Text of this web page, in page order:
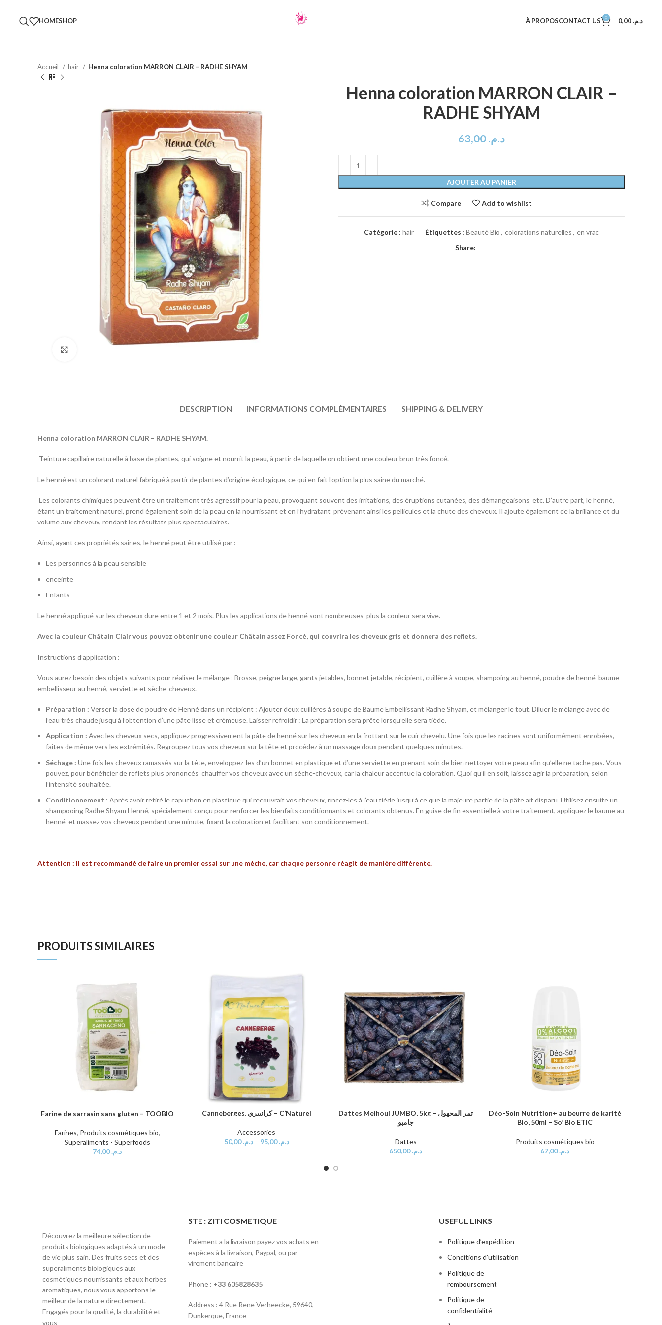
HOMESHOP À PROPOSCONTACT US 0 د.م.0,00
Accueil hair Henna coloration MARRON CLAIR – RADHE SHYAM
Henna coloration MARRON CLAIR –
RADHE SHYAM
د.م.
AJOUTER AU PANIER
Compare Add to wishlist
Catégorie : hair Étiquettes : Beauté Bio, colorations naturelles, en vrac
Share:
DESCRIPTION INFORMATIONS COMPLÉMENTAIRES SHIPPING & DELIVERY
Henna coloration MARRON CLAIR – RADHE SHYAM.
Teinture capillaire naturelle à base de plantes, qui soigne et nourrit la peau, à partir de laquelle on obtient une couleur brun très foncé.
Le henné est un colorant naturel fabriqué à partir de plantes d’origine écologique, ce qui en fait l’option la plus saine du marché.
Les colorants chimiques peuvent être un traitement très agressif pour la peau, provoquant souvent des irritations, des éruptions cutanées, des démangeaisons, etc. D’autre part, le henné,
étant un traitement naturel, prend également soin de la peau en la nourrissant et en l’hydratant, prévenant ainsi les pellicules et la chute des cheveux. Il ajoute également de la brillance et du
volume aux cheveux, rendant les résultats plus spectaculaires.
Ainsi, ayant ces propriétés saines, le henné peut être utilisé par :
Les personnes à la peau sensible
enceinte
Enfants
Le henné appliqué sur les cheveux dure entre 1 et 2 mois. Plus les applications de henné sont nombreuses, plus la couleur sera vive.
Avec la couleur Châtain Clair vous pouvez obtenir une couleur Châtain assez Foncé, qui couvrira les cheveux gris et donnera des reflets.
Instructions d’application :
Vous aurez besoin des objets suivants pour réaliser le mélange : Brosse, peigne large, gants jetables, bonnet jetable, récipient, cuillère à soupe, shampoing au henné, poudre de henné, baume
embellisseur au henné, serviette et sèche-cheveux.
Préparation : Verser la dose de poudre de Henné dans un récipient : Ajouter deux cuillères à soupe de Baume Embellissant Radhe Shyam, et mélanger le tout. Diluer le mélange avec de
l’eau très chaude jusqu’à l’obtention d’une pâte lisse et crémeuse. Laisser refroidir : La préparation sera prête lorsqu’elle sera tiède.
Application : Avec les cheveux secs, appliquez progressivement la pâte de henné sur les cheveux en la frottant sur le cuir chevelu. Une fois que les racines sont uniformément enrobées,
faites de même vers les extrémités. Regroupez tous vos cheveux sur la tête et procédez à un massage doux pendant quelques minutes.
Séchage : Une fois les cheveux ramassés sur la tête, enveloppez-les d’un bonnet en plastique et d’une serviette en prenant soin de bien nettoyer votre peau afin qu’elle ne tache pas. Vous
pouvez, pour bénéficier de reflets plus prononcés, chauffer vos cheveux avec un sèche-cheveux, car la chaleur accentue la coloration. Quoi qu’il en soit, laissez agir la préparation, selon
l’intensité souhaitée.
Conditionnement : Après avoir retiré le capuchon en plastique qui recouvrait vos cheveux, rincez-les à l’eau tiède jusqu’à ce que la majeure partie de la pâte ait disparu. Utilisez ensuite un
shampooing Radhe Shyam Henné, spécialement conçu pour renforcer les bienfaits conditionnants et colorants obtenus. En guise de fin essentielle à votre traitement, appliquez le baume au
henné, et massez vos cheveux pendant une minute, fixant la coloration et facilitant son conditionnement.
Attention : Il est recommandé de faire un premier essai sur une mèche, car chaque personne réagit de manière différente.
PRODUITS SIMILAIRES
AJOUTER AU PANIER
Farine de sarrasin sans gluten – TOOBIO
Farines, Produits cosmétiques bio,
Superaliments - Superfoods
د.م.74,00
CHOIX DES OPTIONS Canneberges, كرانبيري – C’Naturel
Accessories
د.م.50,00 – د.م.95,00
AJOUTER AU PANIER
Dattes Mejhoul JUMBO, 5kg – تمر المجهول
جامبو
Dattes
د.م.650,00
AJOUTER AU PANIER
Déo-Soin Nutrition+ au beurre de karité
Bio, 50ml – So’ Bio ETIC
Produits cosmétiques bio
د.م.67,00
Découvrez la meilleure sélection de
produits biologiques adaptés à un mode
de vie plus sain. Des fruits secs et des
superaliments biologiques aux
cosmétiques nourrissants et aux herbes
aromatiques, nous vous apportons le
meilleur de la nature directement.
Engagés pour la qualité, la durabilité et
vous
STE : ZITI COSMETIQUE
Paiement a la livraison payez vos achats en
espèces à la livraison, Paypal, ou par
virement bancaire
Phone : +33 605828635
Address : 4 Rue Rene Verheecke, 59640,
Dunkerque, France
USEFUL LINKS
Politique d’expédition
Conditions d’utilisation
Politique de
remboursement
Politique de
confidentialité